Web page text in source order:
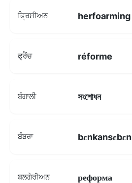
ਫ੍ਰਿਸੀਅਨ herfoarming
ਫ੍ਰੈਂਚ réforme
ਬੰਗਾਲੀ সংশোধন
ਬੰਬਰਾ bεnkansεbεn
ਬਲਗੇਰੀਅਨ реформа